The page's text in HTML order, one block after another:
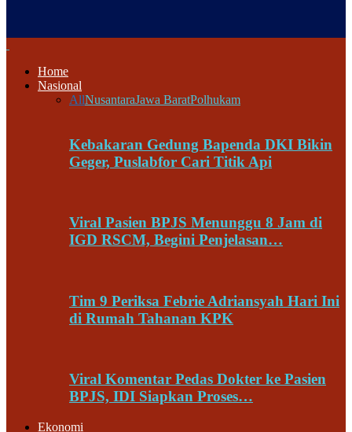
Home
Nasional
AllNusantaraJawa BaratPolhukam
Kebakaran Gedung Bapenda DKI Bikin
Geger, Puslabfor Cari Titik Api
Viral Pasien BPJS Menunggu 8 Jam di
IGD RSCM, Begini Penjelasan…
Tim 9 Periksa Febrie Adriansyah Hari Ini
di Rumah Tahanan KPK
Viral Komentar Pedas Dokter ke Pasien
BPJS, IDI Siapkan Proses…
Ekonomi